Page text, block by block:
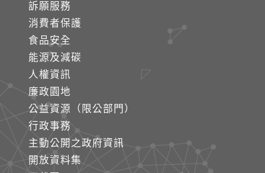
訴願服務
消費者保護
食品安全
能源及減碳
人權資訊
廉政園地
公益資源（限公部門）
行政事務
主動公開之政府資訊
開放資料集